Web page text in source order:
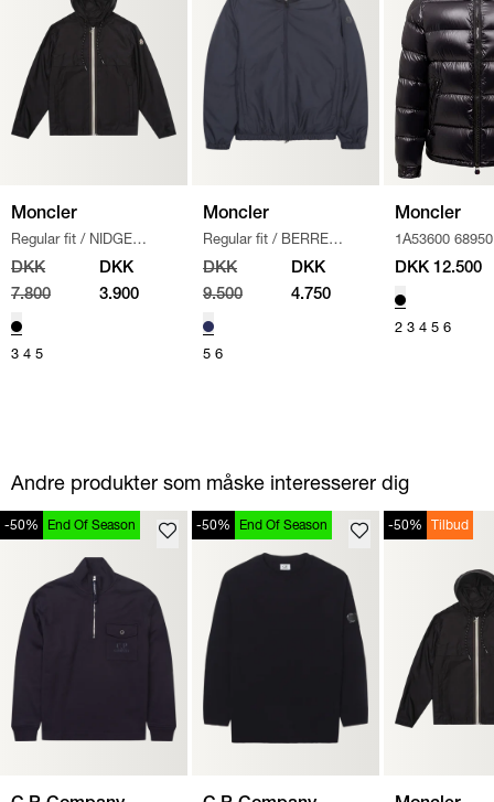
Moncler
Regular fit / NIDGE
JAKKE
SORT
DKK
7.800
DKK
3.900
3 4 5
Moncler
Regular fit / BERRE
JACKET
NAVY
DKK
9.500
DKK
4.750
5 6
Moncler
1A53600 68950
DKK 12.500
2 3 4 5 6
Andre produkter som måske interesserer dig
-50% End Of Season -50% End Of Season -50% Tilbud